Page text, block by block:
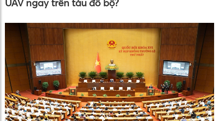
UAV ngay trên tàu đổ bộ?